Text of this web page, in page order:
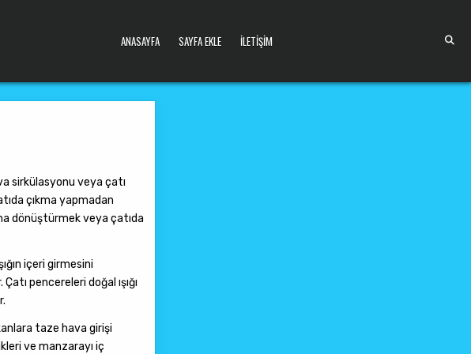
ANASAYFA SAYFA EKLE İLETIŞIM
sirkülasyonu veya çatı
çıkma yapmadan
dönüştürmek veya çatıda
içeri girmesini
pencereleri doğal ışığı
taze hava girişi
ve manzarayı iç